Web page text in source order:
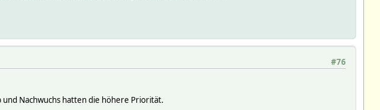
#76
Nachwuchs hatten die höhere Priorität.